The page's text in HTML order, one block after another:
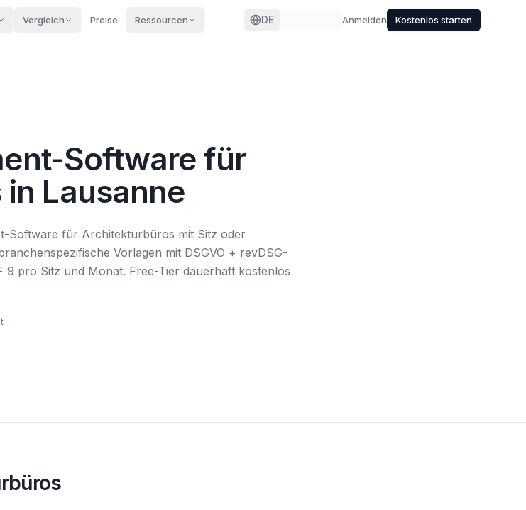
Vergleich Preise Ressourcen DE Anmelden Kostenlos starten
Software für
Lausanne
Software für Architekturbüros mit Sitz oder
Vorlagen mit DSGVO + revDSG-
pro Sitz und Monat. Free-Tier dauerhaft kostenlos